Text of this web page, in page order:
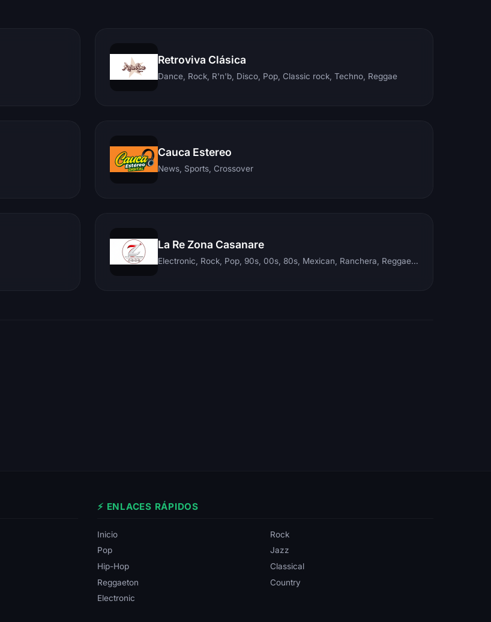
Retroviva Clásica
Dance, Rock, R'n'b, Disco, Pop, Classic rock, Techno, Reggae
Cauca Estereo
News, Sports, Crossover
La Re Zona Casanare
Electronic, Rock, Pop, 90s, 00s, 80s, Mexican, Ranchera, Reggaeton, Instrumental, Salsa, Merengue, Tropical, Romantic, Vallenato, Llanera
⚡ ENLACES RÁPIDOS
Inicio
Rock
Pop
Jazz
Hip-Hop
Classical
Reggaeton
Country
Electronic